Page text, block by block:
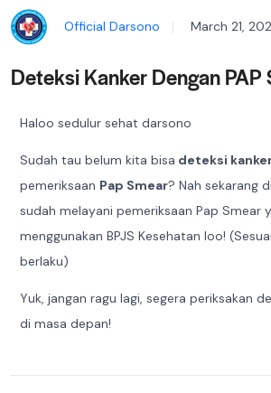
Official Darsono March 21,
Deteksi Kanker Dengan PAP
Haloo sedulur sehat darsono
Sudah tau belum kita bisa deteksi
pemeriksaan Pap Smear? Nah sekarang
sudah melayani pemeriksaan Pap Smear
menggunakan BPJS Kesehatan loo!
berlaku)
Yuk, jangan ragu lagi, segera periksakan
di masa depan!